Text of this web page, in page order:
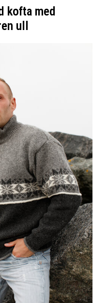
kofta med
ull